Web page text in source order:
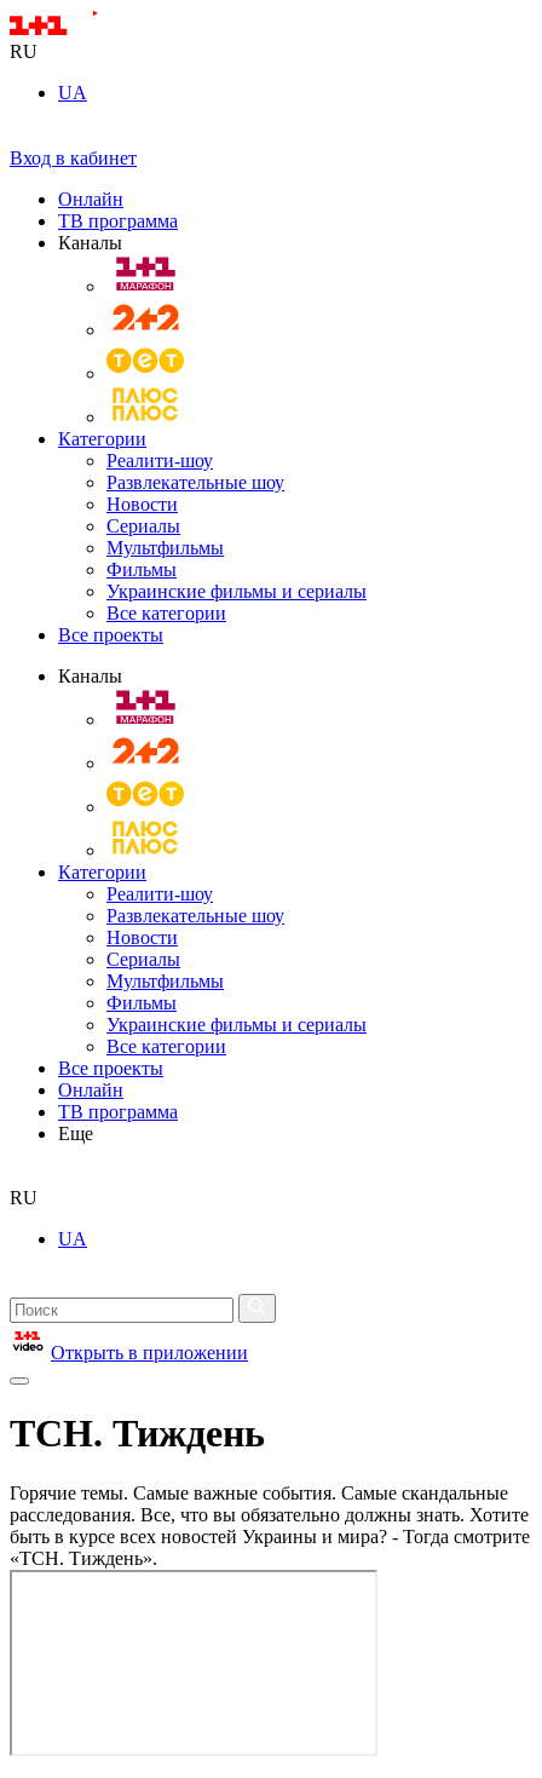
RU
UA
Вход в кабинет
Онлайн
ТВ программа
Каналы
Категории
Реалити-шоу
Развлекательные шоу
Новости
Сериалы
Мультфильмы
Фильмы
Украинские фильмы и сериалы
Все категории
Все проекты
Каналы
Категории
Реалити-шоу
Развлекательные шоу
Новости
Сериалы
Мультфильмы
Фильмы
Украинские фильмы и сериалы
Все категории
Все проекты
Онлайн
ТВ программа
Еще
RU
UA
Открыть в приложении
ТСН. Тиждень
Горячие темы. Самые важные события. Самые скандальные
расследования. Все, что вы обязательно должны знать. Хотите
быть в курсе всех новостей Украины и мира? - Тогда смотрите
«ТСН. Тиждень».